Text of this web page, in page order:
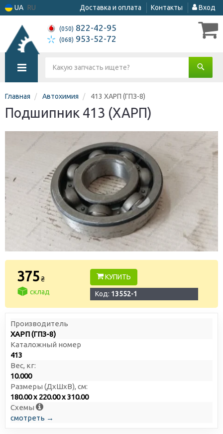
UA RU Доставка и оплата Контакты Вход
(050) 822-42-95
(068) 953-52-72
Главная Автохимия 413 ХАРП (ГПЗ-8)
Подшипник 413 (ХАРП)
375₴
склад
КУПИТЬ
Код: 13552-1
Производитель
ХАРП (ГПЗ-8)
Каталожный номер
413
Вес, кг:
10.000
Размеры (ДxШxВ), см:
180.00 x 220.00 x 310.00
Схемы
смотреть →